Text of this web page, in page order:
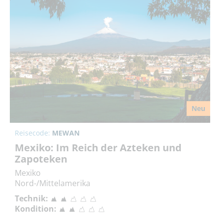
Neu
Reisecode: MEWAN
Mexiko: Im Reich der Azteken und
Zapoteken
Mexiko
Nord-/Mittelamerika
Technik:
Kondition: